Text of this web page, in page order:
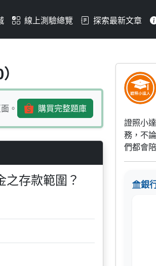
線上測驗總覽 探索最新文章
銀行應提存
。 購買完整題庫
存款範圍？
證照小
務，不
們都會
銀